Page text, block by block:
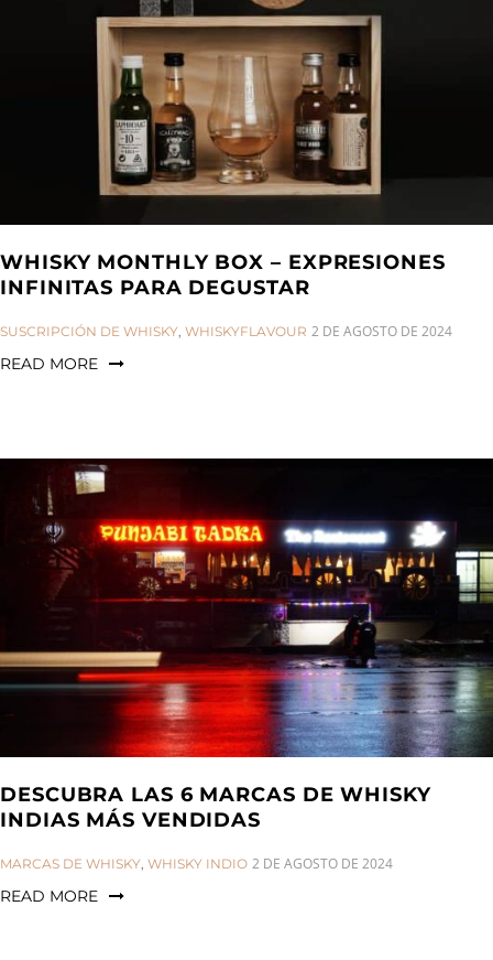
WHISKY MONTHLY BOX – EXPRESIONES
INFINITAS PARA DEGUSTAR
CATEGORIES:
SUSCRIPCIÓN DE WHISKY, WHISKYFLAVOUR 2 DE AGOSTO DE 2024
READ MORE
DESCUBRA LAS 6 MARCAS DE WHISKY
INDIAS MÁS VENDIDAS
CATEGORIES:
MARCAS DE WHISKY WHISKY INDIO 2 DE AGOSTO DE 2024
READ MORE